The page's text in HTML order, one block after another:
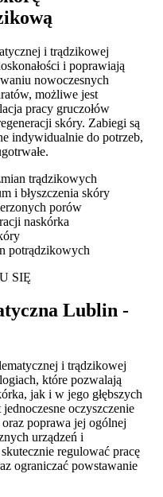
i trądzikowej
i poprawiają
nowoczesnych
możliwe jest
pracy gruczołów
skóry. Zabiegi są
indywidualnie do potrzeb,
trądzikowych
i błyszczenia skóry
porów
naskórka
potrądzikowych
SIĘ
Lublin -
i trądzikowej
które pozwalają
jak i w jego głębszych
oczyszczenie
poprawa jej ogólnej
urządzeń i
regulować pracę
ograniczać powstawanie